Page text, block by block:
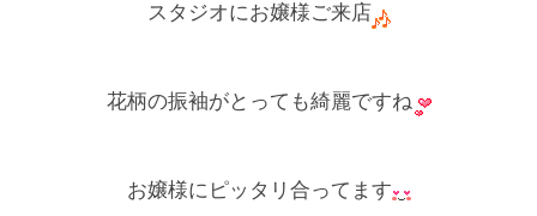
スタジオにお嬢様ご来店
花柄の振袖がとっても綺麗ですね
お嬢様にピッタリ合ってます